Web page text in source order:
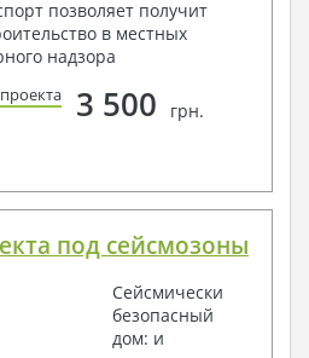
позволяет получит
в местных
надзора
3 500 грн.
под сейсмозоны
Сейсмически
безопасный
дом: и